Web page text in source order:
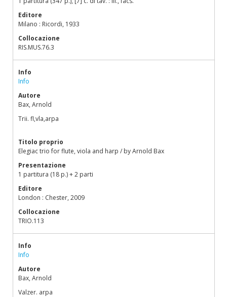
Editore
Milano : Ricordi, 1933
Collocazione
RIS.MUS.76.3
Info
Info
Autore
Bax, Arnold
Trii. fl,vla,arpa
Titolo proprio
Elegiac trio for flute, viola and harp / by Arnold Bax
Presentazione
1 partitura (18 p.) + 2 parti
Editore
London : Chester, 2009
Collocazione
TRIO.113
Info
Info
Autore
Bax, Arnold
Valzer. arpa